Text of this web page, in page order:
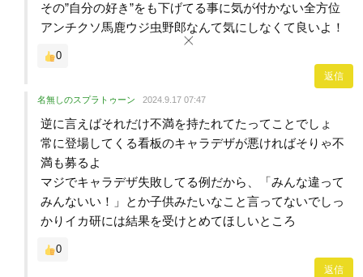
その”自分の好き”をも下げてる事に気が付かない全方位
アンチクソ馬鹿ウジ虫野郎なんて気にしなくて良いよ！
0
返信
名無しのスプラトゥーン 2024.9.17 07:47
逆に言えばそれだけ不満を持たれてたってことでしょ
常に登場してくる看板のキャラデザが悪ければそりゃ不
満も募るよ
マジでキャラデザ失敗してる例だから、「みんな違って
みんないい！」とか子供みたいなこと言ってないでしっ
かりイカ研には結果を受けとめてほしいところ
0
返信